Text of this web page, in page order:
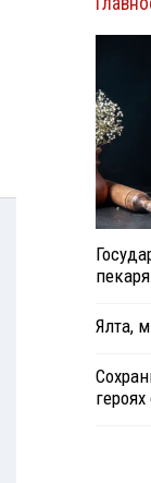
Ялта,